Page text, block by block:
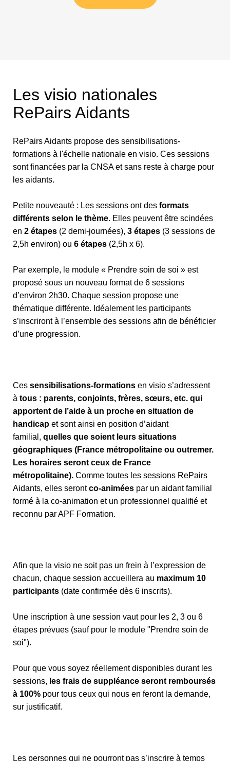
Les visio nationales
RePairs Aidants
RePairs Aidants propose des sensibilisations-
formations à l'échelle nationale en visio. Ces sessions
sont financées par la CNSA et sans reste à charge pour
les aidants.
Petite nouveauté : Les sessions ont des formats
différents selon le thème. Elles peuvent être scindées
en 2 étapes (2 demi-journées), 3 étapes (3 sessions de
2,5h environ) ou 6 étapes (2,5h x 6).
Par exemple, le module « Prendre soin de soi » est
proposé sous un nouveau format de 6 sessions
d’environ 2h30. Chaque session propose une
thématique différente. Idéalement les participants
s’inscriront à l’ensemble des sessions afin de bénéficier
d’une progression.
Ces sensibilisations-formations en visio s’adressent
à tous : parents, conjoints, frères, sœurs, etc. qui
apportent de l’aide à un proche en situation de
handicap et sont ainsi en position d’aidant
familial, quelles que soient leurs situations
géographiques (France métropolitaine ou outremer.
Les horaires seront ceux de France
métropolitaine). Comme toutes les sessions RePairs
Aidants, elles serontco-animées par un aidant familial
formé à la co-animation et un professionnel qualifié et
reconnu par APF Formation.
Afin que la visio ne soit pas un frein à l’expression de
chacun, chaque session accueillera au maximum 10
participants (date confirmée dès 6 inscrits).
Une inscription à une session vaut pour les 2, 3 ou 6
étapes prévues (sauf pour le module "Prendre soin de
soi").
Pour que vous soyez réellement disponibles durant les
sessions, les frais de suppléance seront remboursés
à 100% pour tous ceux qui nous en feront la demande,
sur justificatif.
Les personnes qui ne pourront pas s’inscrire à temps